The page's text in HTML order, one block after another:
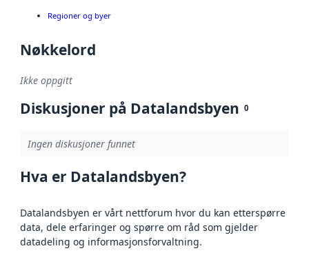
Regioner og byer
Nøkkelord
Ikke oppgitt
Diskusjoner på Datalandsbyen 0
Ingen diskusjoner funnet
Hva er Datalandsbyen?
Datalandsbyen er vårt nettforum hvor du kan etterspørre
data, dele erfaringer og spørre om råd som gjelder
datadeling og informasjonsforvaltning.